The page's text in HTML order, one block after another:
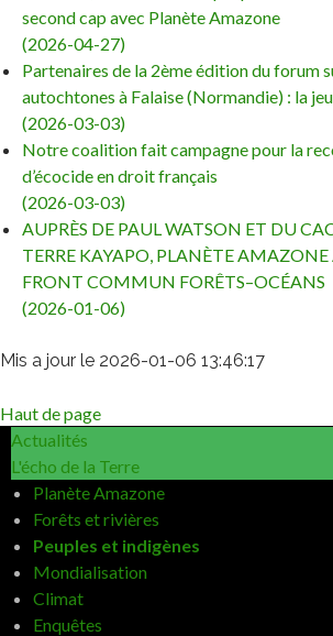
second cap avec Planète Amazone
(2026-04-27)
Partenaires de la 2ème édition du forum
autochtones à Falaise (Normandie) : la
(2026-03-03)
Notre coalition fait campagne pour la
d’écocide en droit français
(2026-03-03)
AUPRÈS DE PAUL WATSON ET DU
TERRE KAYAPO, PLANÈTE AMAZONE
FRONT COMMUN FORÊTS–OCÉANS
(2026-01-06)
Mis a jour le 2026-01-06 13:46:17
Haut de page
Actualités
L'écho de la Terre
Planète Amazone
Forêts et rivières
Peuples et indigènes
Mondialisation
Climat
Enquêtes